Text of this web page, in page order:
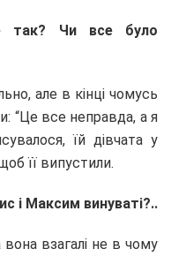
так? Чи все було
але в кінці чомусь
“Це все неправда, а я
їй дівчата у
її випустили.
і Максим винуваті?..
взагалі не в чому